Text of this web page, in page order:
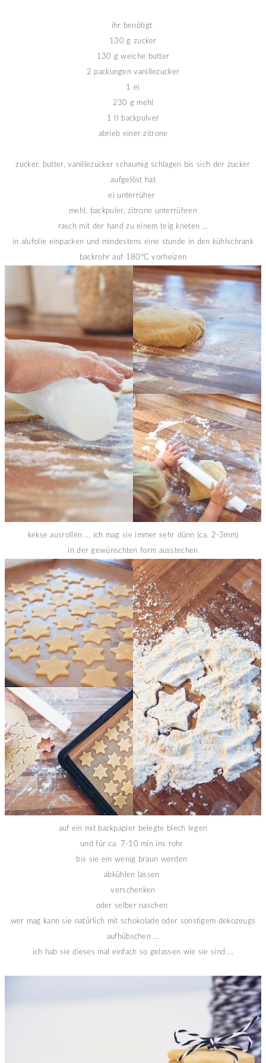
ihr benötigt
130 g zucker
130 g weiche butter
2 packungen vanillezucker
1 ei
230 g mehl
1 tl backpulver
abrieb einer zitrone
zucker, butter, vanillezucker schaumig schlagen bis sich der zucker
aufgelöst hat
ei unterrüher
mehl, backpuler, zitrone unterrühren
rasch mit der hand zu einem teig kneten ...
in alufolie einpacken und mindestens eine stunde in den kühlschrank
backrohr auf 180°C vorheizen
kekse ausrollen ... ich mag sie immer sehr dünn (ca. 2-3mm)
in der gewünschten form ausstechen
auf ein mit backpapier belegte blech legen
und für ca. 7-10 min ins rohr
bis sie ein wenig braun werden
abkühlen lassen
verschenken
oder selber naschen
wer mag kann sie natürlich mit schokolade oder sonstigem dekozeugs
aufhübschen ...
ich hab sie dieses mal einfach so gelassen wie sie sind ...